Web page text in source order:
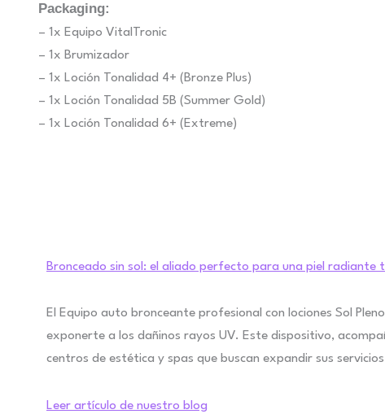
Packaging:
– 1x Equipo VitalTronic
– 1x Brumizador
– 1x Loción Tonalidad 4+ (Bronze Plus)
– 1x Loción Tonalidad 5B (Summer Gold)
– 1x Loción Tonalidad 6+ (Extreme)
Bronceado sin sol: el aliado perfecto para una piel radiante
El Equipo auto bronceante profesional con lociones Sol
exponerte a los dañinos rayos UV. Este dispositivo,
centros de estética y spas que buscan expandir sus
Leer artículo de nuestro blog